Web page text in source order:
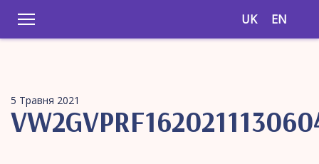
UK EN
5 Травня 2021